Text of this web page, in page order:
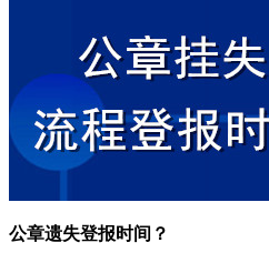
公章遗失登报时间？